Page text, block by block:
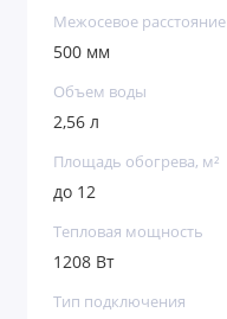
Межосевое расстояние
500 мм
Объем воды
2,56 л
Площадь обогрева, м²
до 12
Тепловая мощность
1208 Вт
Тип подключения